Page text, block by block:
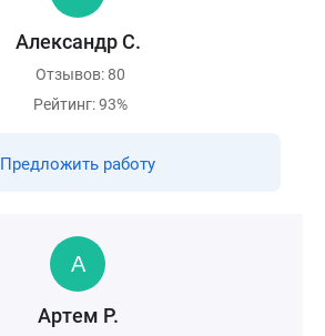
Александр С.
Отзывов: 80
Рейтинг: 93%
Предложить работу
Артем Р.